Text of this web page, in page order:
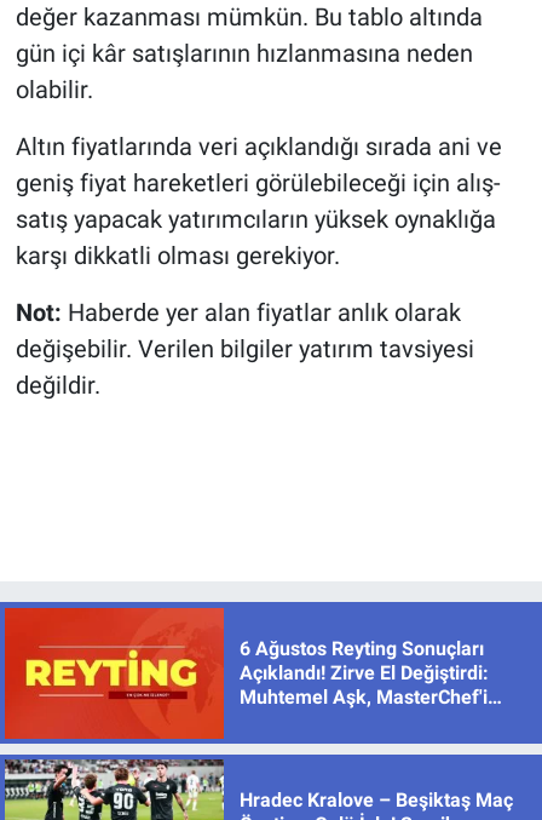
değer kazanması mümkün. Bu tablo altında
gün içi kâr satışlarının hızlanmasına neden
olabilir.
Altın fiyatlarında veri açıklandığı sırada ani ve
geniş fiyat hareketleri görülebileceği için alış-
satış yapacak yatırımcıların yüksek oynaklığa
karşı dikkatli olması gerekiyor.
Not: Haberde yer alan fiyatlar anlık olarak
değişebilir. Verilen bilgiler yatırım tavsiyesi
değildir.
6 Ağustos Reyting Sonuçları
Açıklandı! Zirve El Değiştirdi:
Muhtemel Aşk, MasterChef'i
Hradec Kralove – Beşiktaş Maç